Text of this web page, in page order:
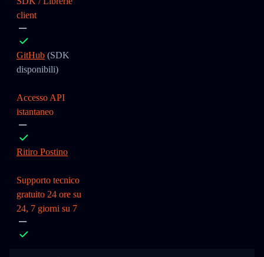
client
GitHub (SDK
disponibili)
Accesso API
istantaneo
Ritiro Postino
Supporto tecnico
gratuito 24 ore su
24, 7 giorni su 7